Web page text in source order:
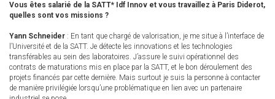
Vous êtes salarié de la SATT* Idf Innov et vous travaillez à Paris Diderot,
quelles sont vos missions ?
Yann Schneider : En tant que chargé de valorisation, je me situe à l’interface de
l’Université et de la SATT. Je détecte les innovations et les technologies
transférables au sein des laboratoires. J’assure le suivi opérationnel des
contrats de maturations mis en place par la SATT, et le bon déroulement des
projets financés par cette dernière. Mais surtout je suis la personne à contacter
de manière privilégiée lorsqu’une problématique en lien avec un partenaire